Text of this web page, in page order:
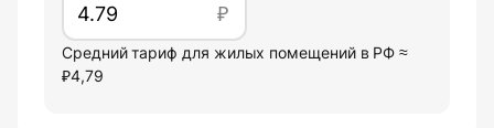
₽
Средний тариф для жилых помещений в РФ ≈
₽4,79